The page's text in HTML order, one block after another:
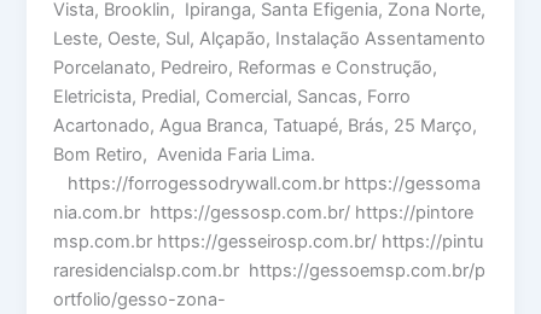
Vista, Brooklin, Ipiranga, Santa Efigenia, Zona Norte,
Leste, Oeste, Sul, Alçapão, Instalação Assentamento
Porcelanato, Pedreiro, Reformas e Construção,
Eletricista, Predial, Comercial, Sancas, Forro
Acartonado, Agua Branca, Tatuapé, Brás, 25 Março,
Bom Retiro, Avenida Faria Lima.
https://forrogessodrywall.com.br https://gessoma
nia.com.br https://gessosp.com.br/ https://pintore
msp.com.br https://gesseirosp.com.br/ https://pintu
raresidencialsp.com.br https://gessoemsp.com.br/p
ortfolio/gesso-zona-